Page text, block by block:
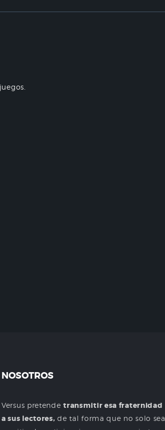
NOSOTROS
Versus pretendetransmitir esa fraternidad
a sus lectores, de tal forma que no solo sea